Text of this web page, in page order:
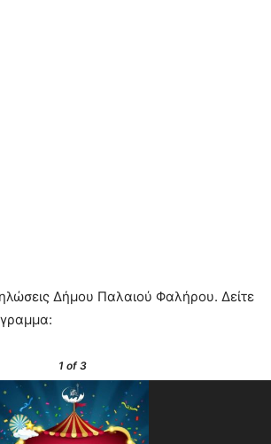
Δήμου Παλαιού Φαλήρου. Δείτε
1 of 3